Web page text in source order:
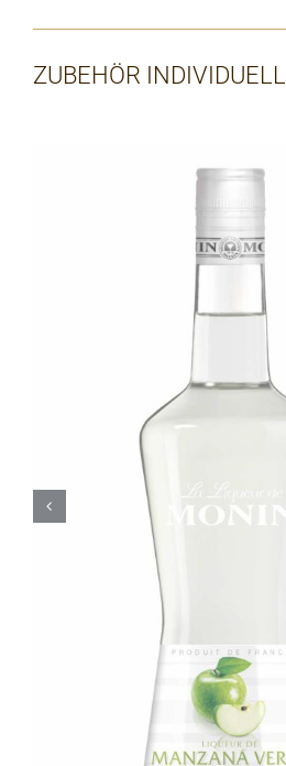
ZUBEHÖR INDIVIDUELL